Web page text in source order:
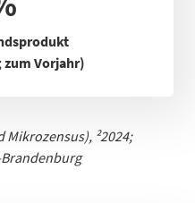
zum Vorjahr)
Mikrozensus), ²2024;
urg